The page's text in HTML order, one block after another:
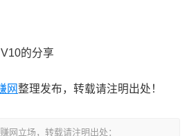
的分享
网整理发布，转载请注明出处！
网立场，转载请注明出处：